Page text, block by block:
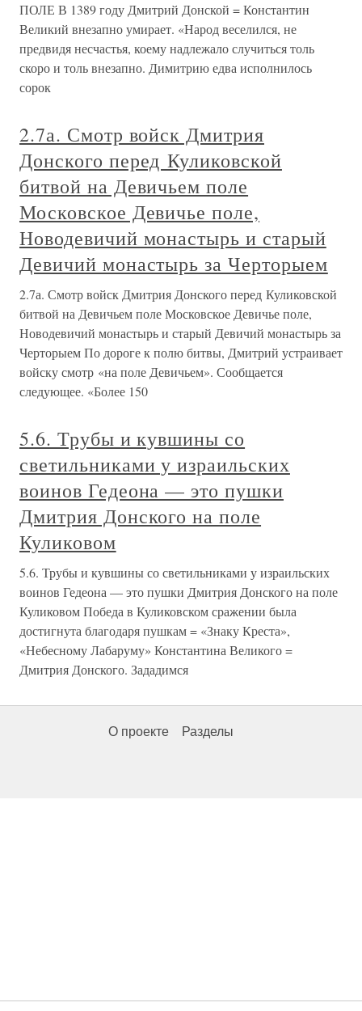
ПОЛЕ В 1389 году Дмитрий Донской = Константин
Великий внезапно умирает. «Народ веселился, не
предвидя несчастья, коему надлежало случиться толь
скоро и толь внезапно. Димитрию едва исполнилось
сорок
2.7а. Смотр войск Дмитрия
Донского перед Куликовской
битвой на Девичьем поле
Московское Девичье поле,
Новодевичий монастырь и старый
Девичий монастырь за Черторыем
2.7а. Смотр войск Дмитрия Донского перед Куликовской
битвой на Девичьем поле Московское Девичье поле,
Новодевичий монастырь и старый Девичий монастырь за
Черторыем По дороге к полю битвы, Дмитрий устраивает
войску смотр «на поле Девичьем». Сообщается
следующее. «Более 150
5.6. Трубы и кувшины со
светильниками у израильских
воинов Гедеона — это пушки
Дмитрия Донского на поле
Куликовом
5.6. Трубы и кувшины со светильниками у израильских
воинов Гедеона — это пушки Дмитрия Донского на поле
Куликовом Победа в Куликовском сражении была
достигнута благодаря пушкам = «Знаку Креста»,
«Небесному Лабаруму» Константина Великого =
Дмитрия Донского. Зададимся
О проекте Разделы